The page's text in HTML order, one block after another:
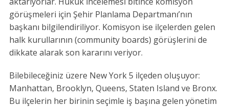
görüşmeleri için Şehir Planlama Departmanı’nın
başkanı bilgilendiriliyor. Komisyon ise ilçelerden gelen
halk kurullarının (community boards) görüşlerini de
dikkate alarak son kararını veriyor.
Bilebileceğiniz üzere New York 5 ilçeden oluşuyor:
Manhattan, Brooklyn, Queens, Staten Island ve Bronx.
Bu ilçelerin her birinin seçimle iş başına gelen yönetim